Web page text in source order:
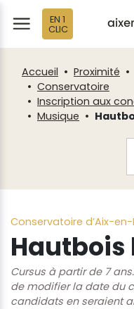
EN 1
CLIC
Accueil Proximité
Conservatoire
Inscription aux
Musique
Conservatoire d’Aix-
Cursus à partir de 7
de modifier la date du
candidats en seraient
Fenêtre
de
chat
Panneau de gestion des